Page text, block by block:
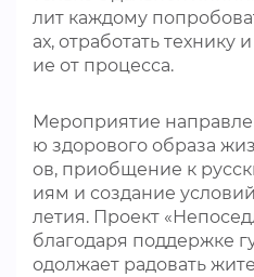
лит каждому
ах, отработать технику
ие от процесса.
Мероприятие
ю здорового образа
ов, приобщение к
иям и создание
летия. Проект
благодаря поддержке
одолжает радовать